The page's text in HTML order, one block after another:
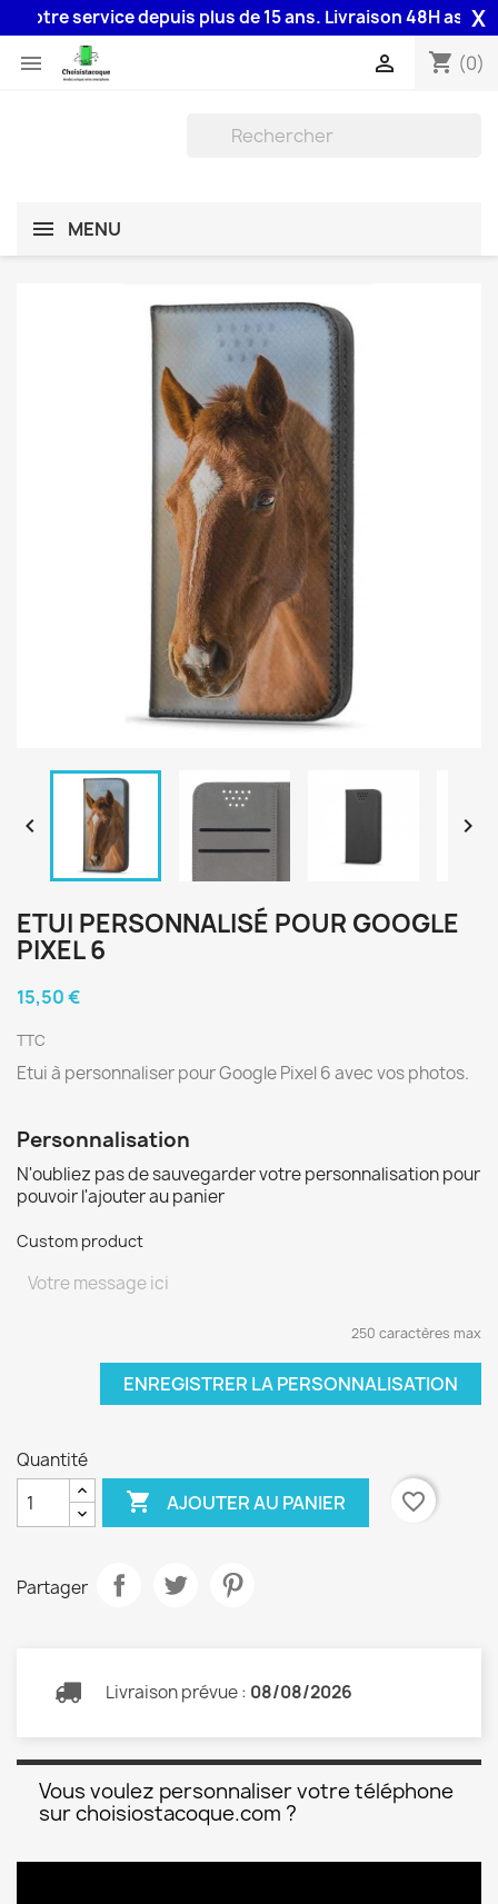
service depuis plus de 15 ans. Livraison 48H assuréeX
 shopping_cart (0)

MENU
 
ETUI PERSONNALISÉ POUR GOOGLE
PIXEL 6
15,50 €
TTC
Etui à personnaliser pour Google Pixel 6 avec vos photos.
Personnalisation
N'oubliez pas de sauvegarder votre personnalisation pour
pouvoir l'ajouter au panier
Custom product
250 caractères max
ENREGISTRER LA PERSONNALISATION
Quantité
 AJOUTER AU PANIER favorite_border
Partager
Livraison prévue : 08/08/2026
Vous voulez personnaliser votre téléphone
sur choisiostacoque.com ?